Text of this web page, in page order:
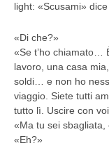
light: «Scusami»
«Di che?»
«Se t’ho chiamato…
lavoro, una casa
soldi… e non ho
viaggio. Siete tutti
tutto lì. Uscire con
«Ma tu sei
«Eh?»